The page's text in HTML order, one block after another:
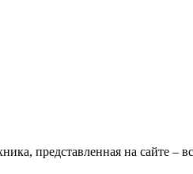
представленная на сайте –